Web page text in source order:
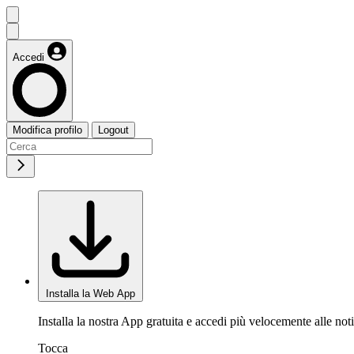
Accedi
Modifica profilo Logout
Installa la Web App
Installa la nostra App gratuita e accedi più velocemente alle
Tocca